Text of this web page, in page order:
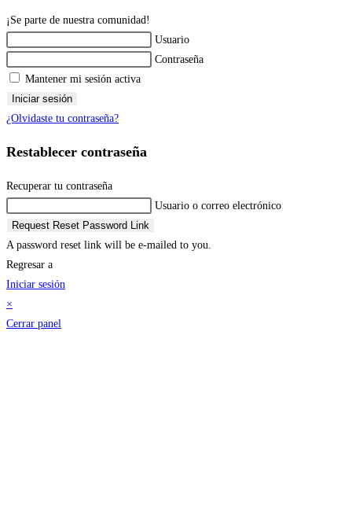
¡Se parte de nuestra comunidad!
Usuario
Contraseña
Mantener mi sesión activa
Iniciar sesión
¿Olvidaste tu contraseña?
Restablecer contraseña
Recuperar tu contraseña
Usuario o correo electrónico
Request Reset Password Link
A password reset link will be e-mailed to you.
Regresar a
Iniciar sesión
×
Cerrar panel